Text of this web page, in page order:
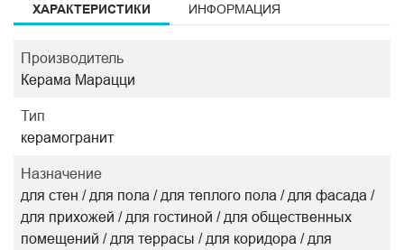
ХАРАКТЕРИСТИКИ ИНФОРМАЦИЯ
Производитель
Керама Марацци
Тип
керамогранит
Назначение
для стен / для пола / для теплого пола / для фасада /
для прихожей / для гостиной / для общественных
помещений / для террасы / для коридора / для